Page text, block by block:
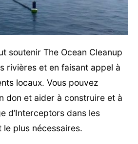
soutenir The Ocean Cleanup
rivières et en faisant appel à
locaux. Vous pouvez
don et aider à construire et à
d’Interceptors dans les
le plus nécessaires.